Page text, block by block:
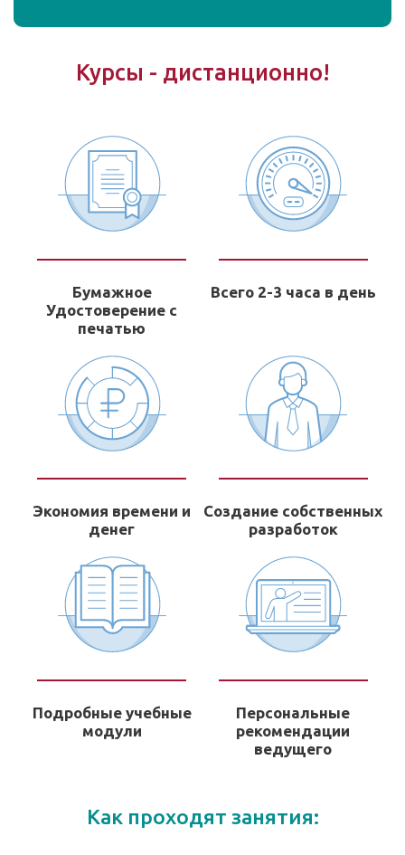
Курсы - дистанционно!
Бумажное
Удостоверение с
печатью
Всего 2-3 часа в день
Экономия времени и
денег
Создание собственных
разработок
Подробные учебные
модули
Персональные
рекомендации
ведущего
Как проходят занятия: